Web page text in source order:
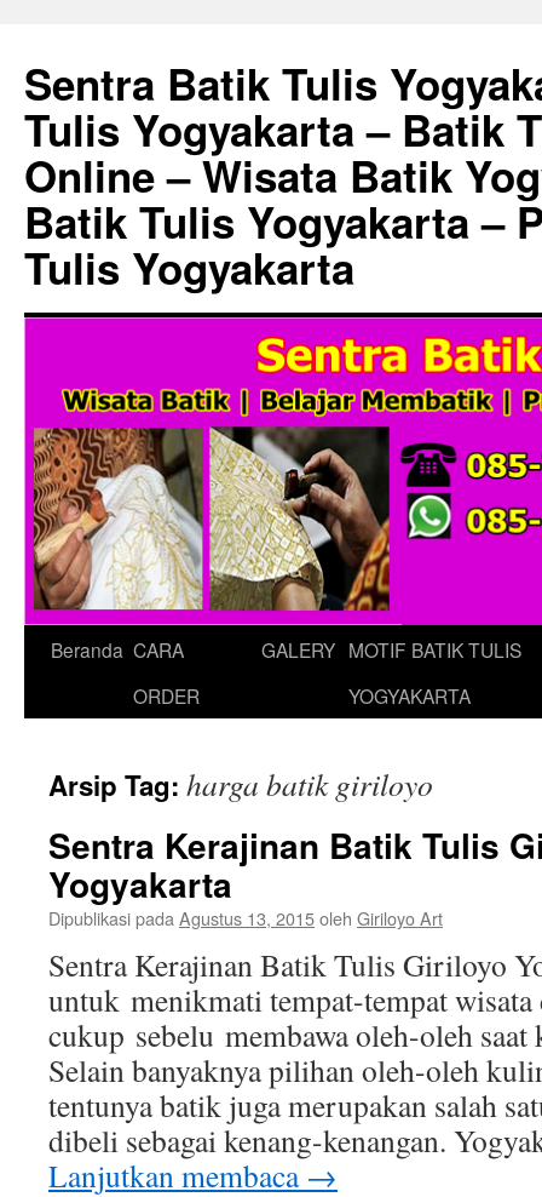
Sentra Batik Tulis
Tulis Yogyakarta – Batik
Online – Wisata Batik
Batik Tulis Yogyakarta –
Tulis Yogyakarta
Beranda CARA
ORDER
GALERY MOTIF BATIK TULIS
YOGYAKARTA
Arsip Tag: harga batik giriloyo
Sentra Kerajinan Batik Tulis
Yogyakarta
Dipublikasi pada Agustus 13, 2015oleh Giriloyo Art
Sentra Kerajinan Batik Tulis Giriloyo
untuk menikmati tempat-tempat
cukup sebelu membawa oleh-oleh saat
Selain banyaknya pilihan oleh-oleh
tentunya batik juga merupakan salah
dibeli sebagai kenang-kenangan.
Lanjutkan membaca →